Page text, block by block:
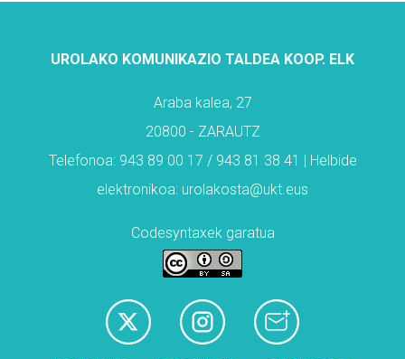
UROLAKO KOMUNIKAZIO TALDEA KOOP. ELK
Araba kalea, 27
20800 - ZARAUTZ
Telefonoa: 943 89 00 17 / 943 81 38 41 | Helbide
elektronikoa: urolakosta@ukt.eus
Codesyntaxek garatua